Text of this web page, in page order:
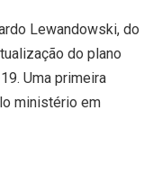
Lewandowski, do
do plano
Uma primeira
ministério em